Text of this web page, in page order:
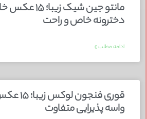
مانتو جین شیک
دخترونه خاص و راحت
ادامه مطلب »
قوری
واسه پذیرایی متفاوت